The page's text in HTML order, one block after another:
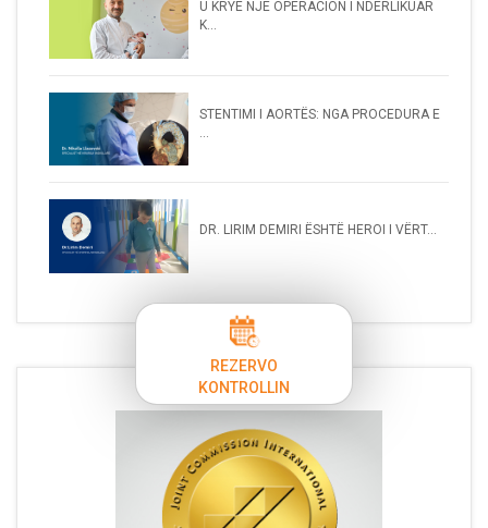
U KRYE NJË OPERACION I NDËRLIKUAR
K...
STENTIMI I AORTËS: NGA PROCEDURA E
DR. LIRIM DEMIRI ËSHTË HEROI I VËRT...
REZERVO
KONTROLLIN